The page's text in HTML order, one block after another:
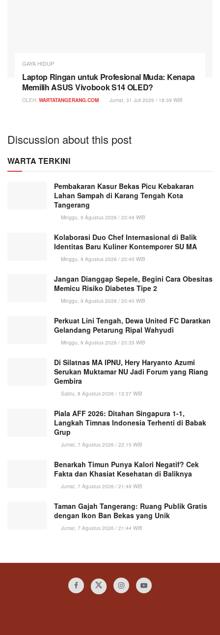
GAYA HIDUP
Laptop Ringan untuk Profesional Muda: Kenapa
Memilih ASUS Vivobook S14 OLED?
OLEH: WARTATANGERANG.COM Jumat, 31 Juli 2026 / 18:39 WIB
Discussion about this post
WARTA TERKINI
Pembakaran Kasur Bekas Picu Kebakaran
Lahan Sampah di Karang Tengah Kota
Tangerang
Minggu, 9 Agustus 2026 / 20:49 WIB
Kolaborasi Duo Chef Internasional di Balik
Identitas Baru Kuliner Kontemporer SU MA
Minggu, 9 Agustus 2026 / 20:45 WIB
Jangan Dianggap Sepele, Begini Cara Obesitas
Memicu Risiko Diabetes Tipe 2
Minggu, 9 Agustus 2026 / 20:40 WIB
Perkuat Lini Tengah, Dewa United FC Daratkan
Gelandang Petarung Ripal Wahyudi
Minggu, 9 Agustus 2026 / 20:35 WIB
Di Silatnas MA IPNU, Hery Haryanto Azumi
Serukan Muktamar NU Jadi Forum yang Riang
Gembira
Sabtu, 8 Agustus 2026 / 13:37 WIB
Piala AFF 2026: Ditahan Singapura 1-1,
Langkah Timnas Indonesia Terhenti di Babak
Grup
Jumat, 7 Agustus 2026 / 22:15 WIB
Benarkah Timun Punya Kalori Negatif? Cek
Fakta dan Khasiat Kesehatan di Baliknya
Jumat, 7 Agustus 2026 / 21:49 WIB
Taman Gajah Tangerang: Ruang Publik Gratis
dengan Ikon Ban Bekas yang Unik
Jumat, 7 Agustus 2026 / 21:44 WIB